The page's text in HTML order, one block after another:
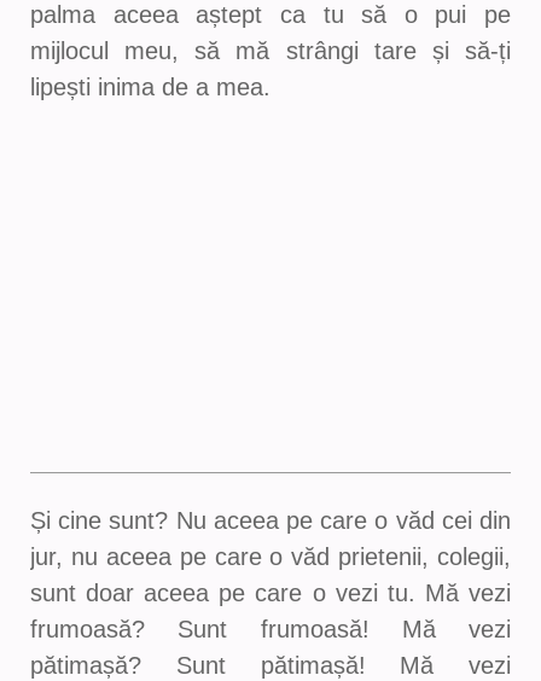
palma aceea aștept ca tu să o pui pe
mijlocul meu, să mă strângi tare și să-ți
lipești inima de a mea.
Și cine sunt? Nu aceea pe care o văd cei din
jur, nu aceea pe care o văd prietenii, colegii,
sunt doar aceea pe care o vezi tu. Mă vezi
frumoasă? Sunt frumoasă! Mă vezi
pătimașă? Sunt pătimașă! Mă vezi